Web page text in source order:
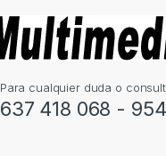
Para cualquier duda o
637 418 068 -